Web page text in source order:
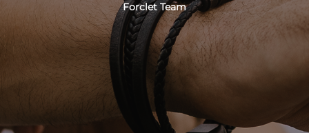
Forclet Team